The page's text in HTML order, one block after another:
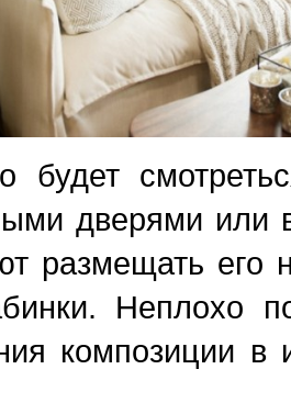
будет
дверями или
размещать его
Неплохо
композиции в